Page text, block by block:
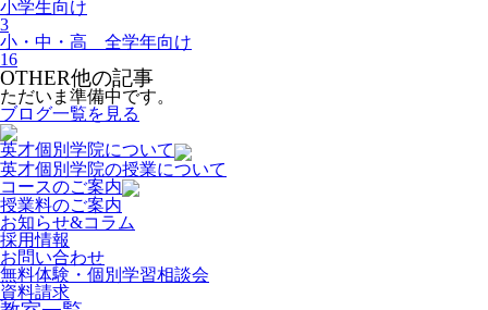
小学生向け
3
小・中・高 全学年向け
16
OTHER他の記事
ただいま準備中です。
ブログ一覧を見る
英才個別学院について
英才個別学院の授業について
コースのご案内
授業料のご案内
お知らせ&コラム
採用情報
お問い合わせ
無料体験・個別学習相談会
資料請求